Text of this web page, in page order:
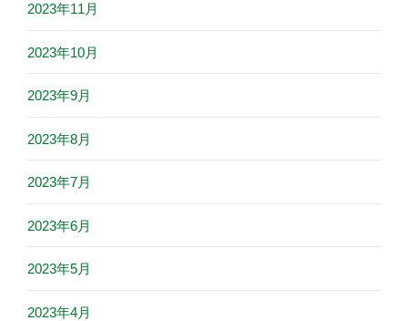
2023年11月
2023年10月
2023年9月
2023年8月
2023年7月
2023年6月
2023年5月
2023年4月